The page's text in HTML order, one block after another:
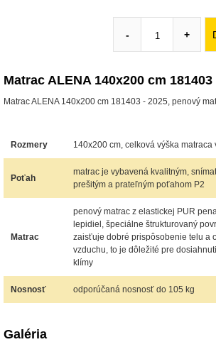
- +
Matrac ALENA 140x200 cm 181403
Matrac ALENA 140x200 cm 181403 - 2025, penový
Rozmery 140x200 cm, celková výška
Poťah
matrac je vybavená kvalitným,
prešitým a prateľným poťahom P2
Matrac
penový matrac z elastickej PUR
lepidiel, špeciálne štrukturovaný
zaisťuje dobré prispôsobenie telu a
vzduchu, to je dôležité pre
klímy
Nosnosť odporúčaná nosnosť do 105 kg
Galéria